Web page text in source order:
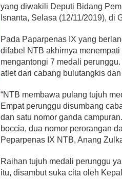
yang diwakili Deputi Bidang
Isnanta, Selasa (12/11/2019), di
Pada Paparpenas IX yang
difabel NTB akhirnya
mengantongi 7 medali
atlet dari cabang bulutangkis
“NTB membawa pulang tujuh
Empat perunggu disumbang
dan satu nomor ganda
boccia, dua nomor perorangan
Peparpenas IX NTB, Anang
Raihan tujuh medali perunggu
itu, disambut suka cita oleh